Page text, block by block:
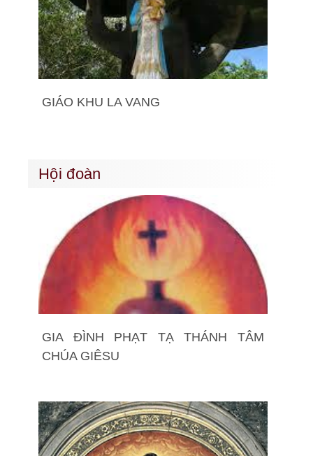
GIÁO KHU LA VANG
Hội đoàn
GIA ĐÌNH PHẠT TẠ THÁNH TÂM
CHÚA GIÊSU